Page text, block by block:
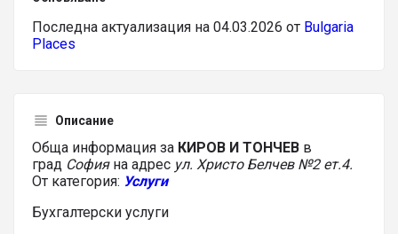
Последна актуализация на 04.03.2026 от Bulgaria
Places
Описание
Обща информация за КИРОВ И ТОНЧЕВ в
град София на адрес ул. Христо Белчев №2 ет.4.
От категория: Услуги
Бухгалтерски услуги